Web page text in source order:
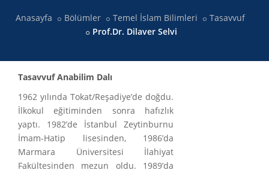
Anasayfa Bölümler Temel İslam Bilimleri
Tasavvuf
Prof.Dr. Dilaver Selvi
Tasavvuf Anabilim Dalı
1962 yılında Tokat/Reşadiye’de doğdu.
İlkokul eğitiminden sonra hafızlık
yaptı. 1982’de İstanbul Zeytinburnu
İmam-Hatip lisesinden, 1986’da
Marmara Üniversitesi İlahiyat
Fakültesinden mezun oldu. 1989’da